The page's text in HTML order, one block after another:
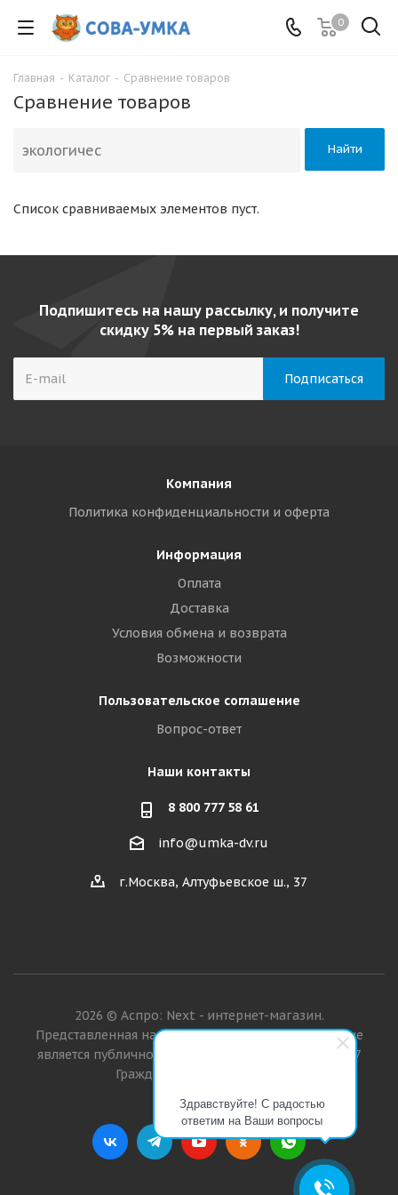
Здравствуйте! С радостью
ответим на Ваши вопросы
0
Главная - Каталог - Сравнение товаров
Сравнение товаров
Найти
Список сравниваемых элементов пуст.
Подпишитесь на нашу рассылку, и получите
скидку 5% на первый заказ!
Компания
Политика конфиденциальности и оферта
Информация
Оплата
Доставка
Условия обмена и возврата
Возможности
Пользовательское соглашение
Вопрос-ответ
Наши контакты
8 800 777 58 61
info@umka-dv.ru
г.Москва, Алтуфьевское ш., 37
2026 © Аспро: Next - интернет-магазин.
Представленная на сайте информация о товарах не
является публичной офертой в значении п. 2 ст. 437
Гражданского кодекса РФ.